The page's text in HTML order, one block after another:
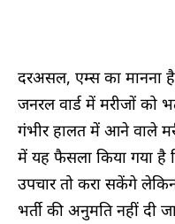
दरअसल, एम्स का मानना
जनरल वार्ड में मरीजों को
गंभीर हालत में आने वाले
में यह फैसला किया गया है
उपचार तो करा सकेंगे
भर्ती की अनुमति नहीं दी